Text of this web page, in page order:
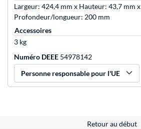
Largeur: 424,4 mm x Hauteur: 43,7 mm x
Profondeur/longueur: 200 mm
Accessoires
3 kg
Numéro DEEE 54978142
Personne responsable pour l'UE
Retour au début